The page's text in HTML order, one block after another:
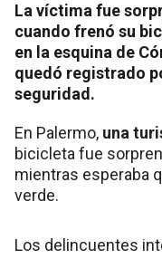
La víctima fue
cuando frenó su
en la esquina de
quedó registrado
seguridad.
En Palermo, una
bicicleta fue
mientras esperaba
verde.
Los delincuentes